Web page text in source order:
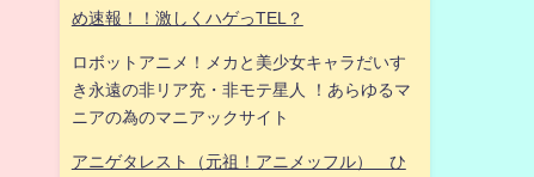
め速報！！激しくハゲっTEL？
ロボットアニメ！メカと美少女キャラだいす
き永遠の非リア充・非モテ星人 ！あらゆるマ
ニアの為のマニアックサイト
アニゲタレスト（元祖！アニメッフル） ひ